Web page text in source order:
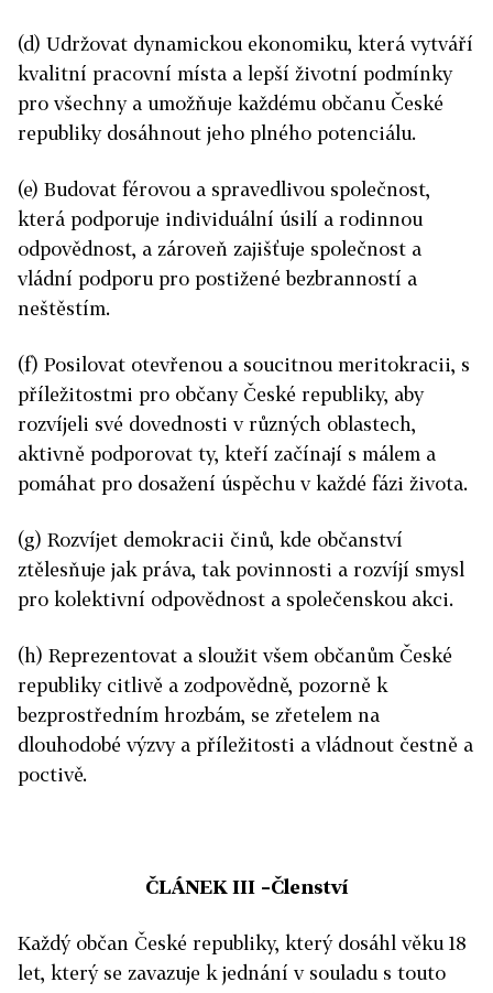
(d) Udržovat dynamickou ekonomiku, která vytváří
kvalitní pracovní místa a lepší životní podmínky
pro všechny a umožňuje každému občanu České
republiky dosáhnout jeho plného potenciálu.
(e) Budovat férovou a spravedlivou společnost,
která podporuje individuální úsilí a rodinnou
odpovědnost, a zároveň zajišťuje společnost a
vládní podporu pro postižené bezbranností a
neštěstím.
(f) Posilovat otevřenou a soucitnou meritokracii, s
příležitostmi pro občany České republiky, aby
rozvíjeli své dovednosti v různých oblastech,
aktivně podporovat ty, kteří začínají s málem a
pomáhat pro dosažení úspěchu v každé fázi života.
(g) Rozvíjet demokracii činů, kde občanství
ztělesňuje jak práva, tak povinnosti a rozvíjí smysl
pro kolektivní odpovědnost a společenskou akci.
(h) Reprezentovat a sloužit všem občanům České
republiky citlivě a zodpovědně, pozorně k
bezprostředním hrozbám, se zřetelem na
dlouhodobé výzvy a příležitosti a vládnout čestně a
poctivě.
ČLÁNEK III –Členství
Každý občan České republiky, který dosáhl věku 18
let, který se zavazuje k jednání v souladu s touto